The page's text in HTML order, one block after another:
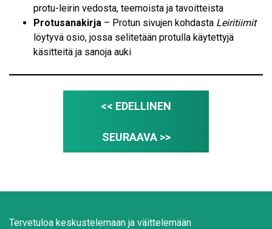
protu-leirin vedosta, teemoista ja tavoitteista
Protusanakirja – Protun sivujen kohdasta Leiritiimit
löytyvä osio, jossa selitetään protulla käytettyjä
käsitteitä ja sanoja auki
<< EDELLINEN
SEURAAVA >>
Tervetuloa keskustelemaan ja väittelemään